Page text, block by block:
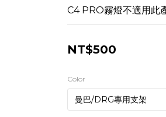
C4 PRO霧燈不適用此
NT$500
Color